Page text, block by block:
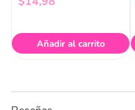
Añadir al carrito